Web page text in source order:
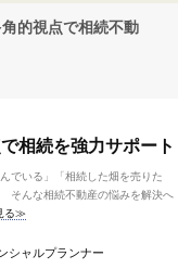
的視点で相続不動
相続を強力サポート
でいる」「相続した畑を売りた
そんな相続不動産の悩みを解決へ
る≫
シャルプランナー